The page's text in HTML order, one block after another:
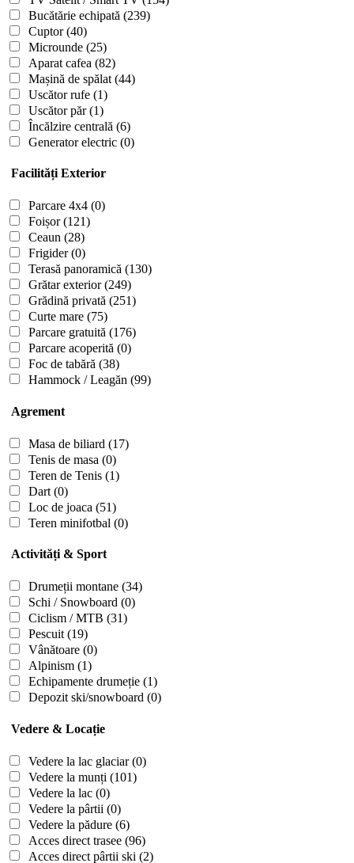
Bucătărie echipată (239)
Cuptor(40)
Microunde (25)
Aparat cafea (82)
Mașină de spălat (44)
Uscător rufe (1)
Uscător păr(1)
Încălzire centrală (6)
Generator electric (0)
Facilități Exterior
Parcare 4x4 (0)
Foișor(121)
Ceaun (28)
Frigider(0)
Terasă panoramică (130)
Grătar exterior(249)
Grădină privată (251)
Curte mare (75)
Parcare gratuită (176)
Parcare acoperită (0)
Foc de tabără (38)
Hammock / Leagăn (99)
Agrement
Masa de biliard (17)
Tenis de masa (0)
Teren de Tenis (1)
Dart (0)
Loc de joaca (51)
Teren minifotbal (0)
Activități & Sport
Drumeții montane (34)
Schi / Snowboard (0)
Ciclism / MTB (31)
Pescuit(19)
Vânătoare (0)
Alpinism (1)
Echipamente drumeție (1)
Depozit ski/snowboard (0)
Vedere & Locație
Vedere la lac glaciar(0)
Vedere la munți (101)
Vedere la lac (0)
Vedere la pârtii (0)
Vedere la pădure (6)
Acces direct trasee (96)
Acces direct pârtii ski (2)